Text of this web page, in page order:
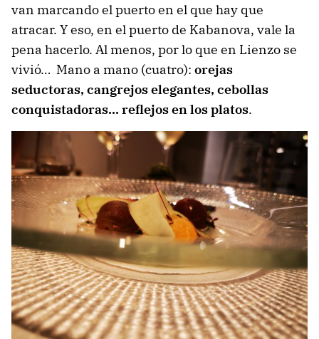
van marcando el puerto en el que hay que
atracar. Y eso, en el puerto de Kabanova, vale la
pena hacerlo. Al menos, por lo que en Lienzo se
vivió… Mano a mano (cuatro): orejas
seductoras, cangrejos elegantes, cebollas
conquistadoras… reflejos en los platos.